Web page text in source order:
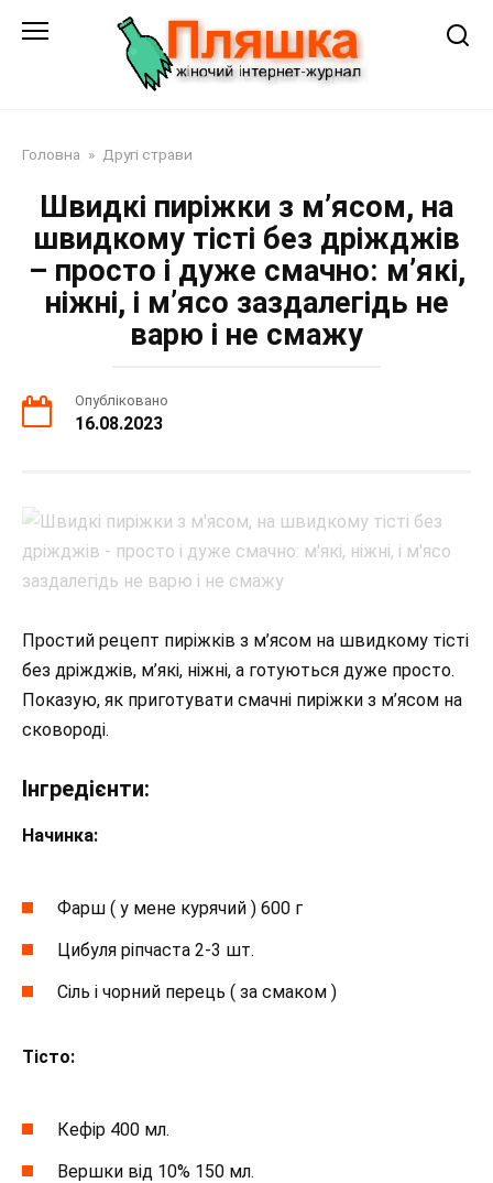
Головна » Другі страви
Швидкі пиріжки з м’ясом, на
швидкому тісті без дріжджів
– просто і дуже смачно: м’які,
ніжні, і м’ясо заздалегідь не
варю і не смажу
Опубліковано
16.08.2023
Простий рецепт пиріжків з м’ясом на швидкому тісті
без дріжджів, м’які, ніжні, а готуються дуже просто.
Показую, як приготувати смачні пиріжки з м’ясом на
сковороді.
Інгредієнти:
Начинка:
Фарш ( у мене курячий ) 600 г
Цибуля ріпчаста 2-3 шт.
Сіль і чорний перець ( за смаком )
Тісто:
Кефір 400 мл.
Вершки від 10% 150 мл.